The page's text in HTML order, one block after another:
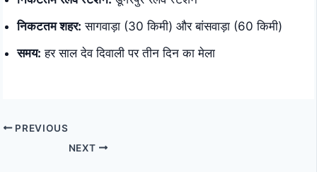
निकटतम शहर: सागवाड़ा (30 किमी) और बांसवाड़ा (60 किमी)
समय: हर साल देव दिवाली पर तीन दिन का मेला
PREVIOUS
NEXT